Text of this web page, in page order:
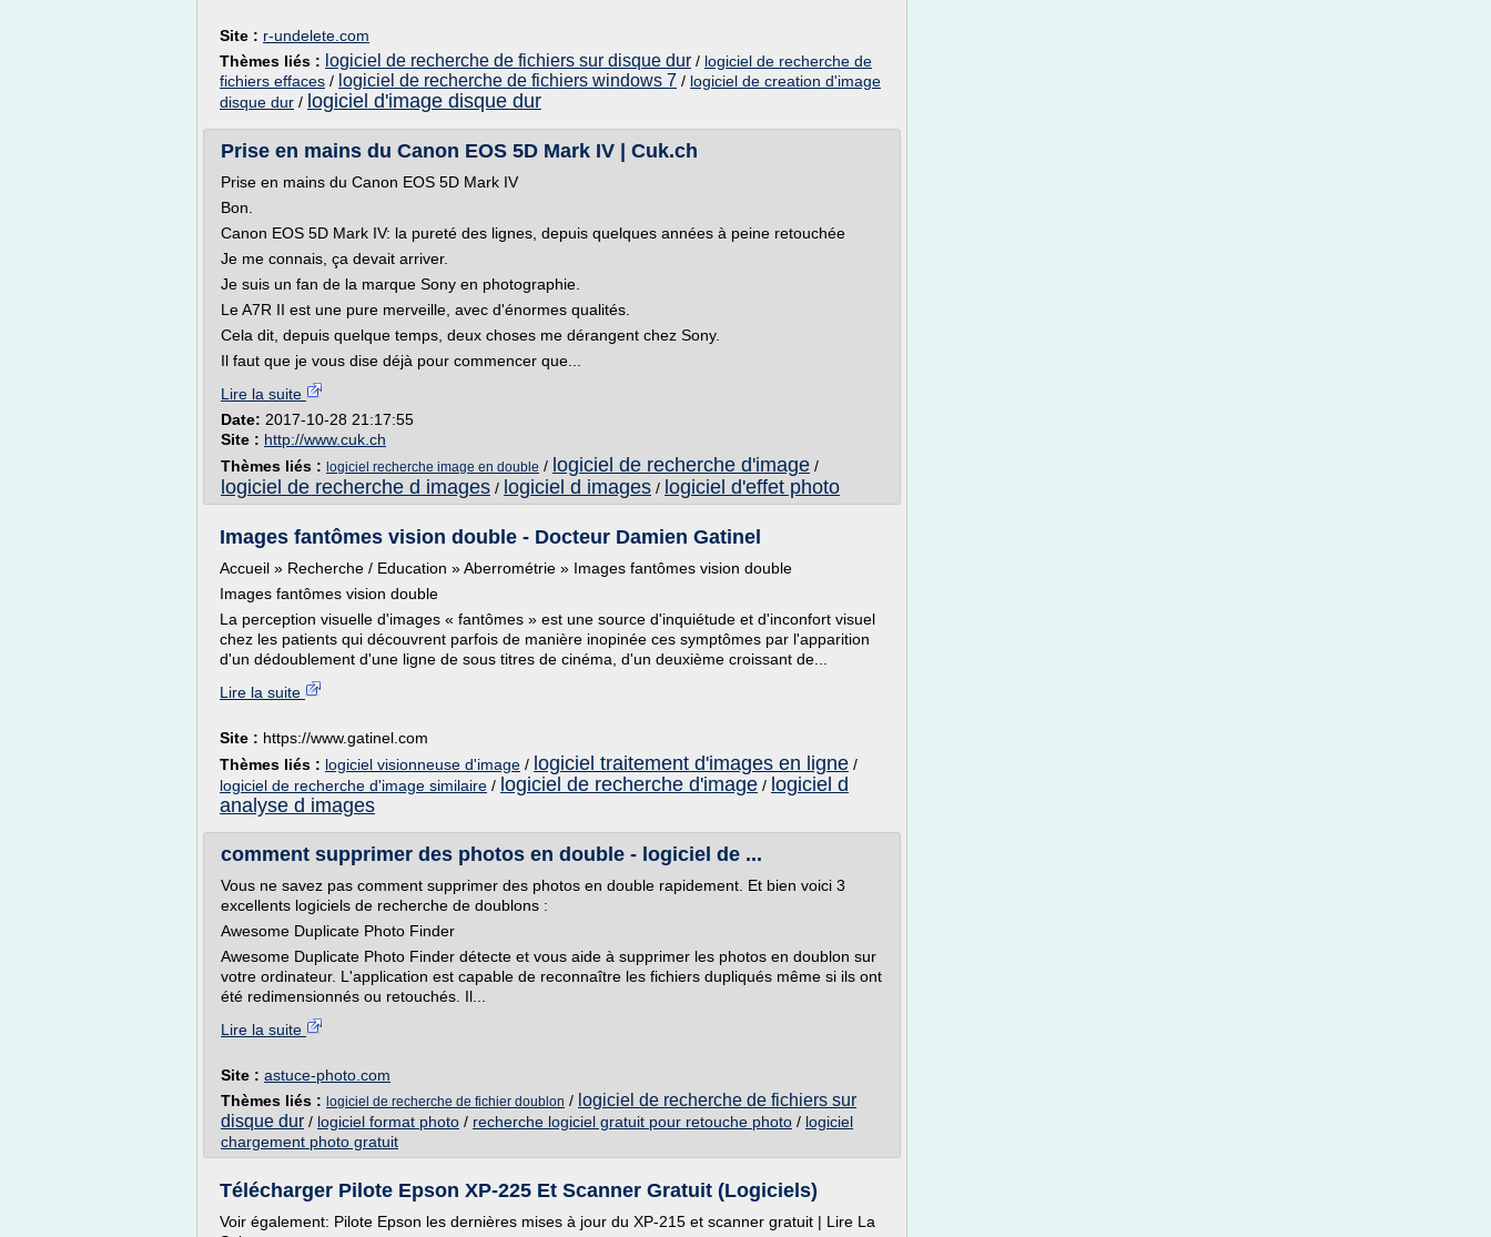
Site : r-undelete.com
Thèmes liés : logiciel de recherche de fichiers sur disque dur / logiciel de recherche de
fichiers effaces / logiciel de recherche de fichiers windows 7 / logiciel de creation d'image
disque dur / logiciel d'image disque dur
Prise en mains du Canon EOS 5D Mark IV | Cuk.ch
Prise en mains du Canon EOS 5D Mark IV
Bon.
Canon EOS 5D Mark IV: la pureté des lignes, depuis quelques années à peine retouchée
Je me connais, ça devait arriver.
Je suis un fan de la marque Sony en photographie.
Le A7R II est une pure merveille, avec d'énormes qualités.
Cela dit, depuis quelque temps, deux choses me dérangent chez Sony.
Il faut que je vous dise déjà pour commencer que...
Lire la suite
Date: 2017-10-28 21:17:55
Site : http://www.cuk.ch
Thèmes liés : logiciel recherche image en double / logiciel de recherche d'image /
logiciel de recherche d images / logiciel d images / logiciel d'effet photo
Images fantômes vision double - Docteur Damien Gatinel
Accueil » Recherche / Education » Aberrométrie » Images fantômes vision double
Images fantômes vision double
La perception visuelle d'images « fantômes » est une source d'inquiétude et d'inconfort visuel
chez les patients qui découvrent parfois de manière inopinée ces symptômes par l'apparition
d'un dédoublement d'une ligne de sous titres de cinéma, d'un deuxième croissant de...
Lire la suite
Site : https://www.gatinel.com
Thèmes liés : logiciel visionneuse d'image / logiciel traitement d'images en ligne /
logiciel de recherche d'image similaire / logiciel de recherche d'image / logiciel d
analyse d images
comment supprimer des photos en double - logiciel de ...
Vous ne savez pas comment supprimer des photos en double rapidement. Et bien voici 3
excellents logiciels de recherche de doublons :
Awesome Duplicate Photo Finder
Awesome Duplicate Photo Finder détecte et vous aide à supprimer les photos en doublon sur
votre ordinateur. L'application est capable de reconnaître les fichiers dupliqués même si ils ont
été redimensionnés ou retouchés. Il...
Lire la suite
Site : astuce-photo.com
Thèmes liés : logiciel de recherche de fichier doublon / logiciel de recherche de fichiers sur
disque dur / logiciel format photo / recherche logiciel gratuit pour retouche photo / logiciel
chargement photo gratuit
Télécharger Pilote Epson XP-225 Et Scanner Gratuit (Logiciels)
Voir également: Pilote Epson les dernières mises à jour du XP-215 et scanner gratuit | Lire La